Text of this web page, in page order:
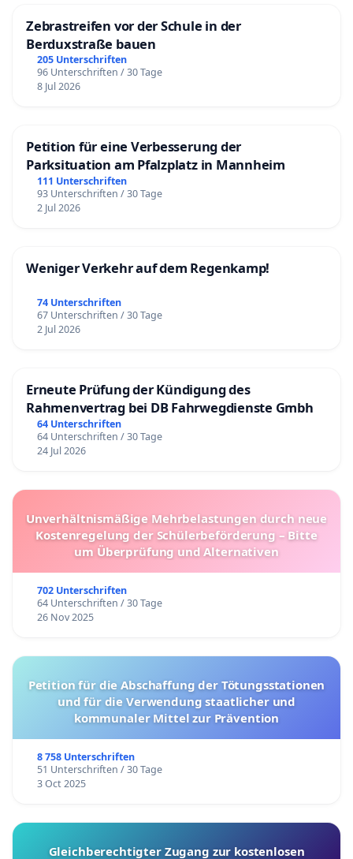
Zebrastreifen vor der Schule in der
Berduxstraße bauen
205 Unterschriften
96 Unterschriften / 30 Tage
8 Jul 2026
Petition für eine Verbesserung der
Parksituation am Pfalzplatz in Mannheim
111 Unterschriften
93 Unterschriften / 30 Tage
2 Jul 2026
Weniger Verkehr auf dem Regenkamp!
74 Unterschriften
67 Unterschriften / 30 Tage
2 Jul 2026
Erneute Prüfung der Kündigung des
Rahmenvertrag bei DB Fahrwegdienste Gmbh
64 Unterschriften
64 Unterschriften / 30 Tage
24 Jul 2026
Unverhältnismäßige Mehrbelastungen durch neue
Kostenregelung der Schülerbeförderung – Bitte
um Überprüfung und Alternativen
702 Unterschriften
64 Unterschriften / 30 Tage
26 Nov 2025
Petition für die Abschaffung der Tötungsstationen
und für die Verwendung staatlicher und
kommunaler Mittel zur Prävention
8 758 Unterschriften
51 Unterschriften / 30 Tage
3 Oct 2025
Gleichberechtigter Zugang zur kostenlosen